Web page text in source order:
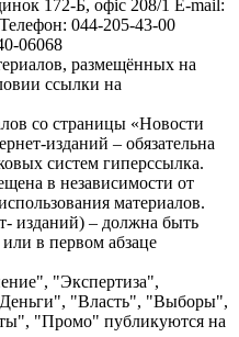
172-Б, офіс 208/1 E-mail:
Телефон: 044-205-43-00
06068
размещённых на
ссылки на
со страницы «Новости
изданий – обязательна
систем гиперссылка.
в независимости от
материалов.
изданий) – должна быть
в первом абзаце
"Экспертиза",
"Власть", "Выборы",
"Промо" публикуются на